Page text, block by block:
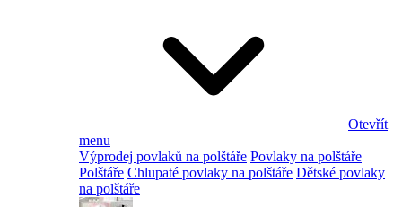
Otevřít
menu
Výprodej povlaků na polštáře Povlaky na polštáře
Polštáře Chlupaté povlaky na polštáře Dětské povlaky
na polštáře